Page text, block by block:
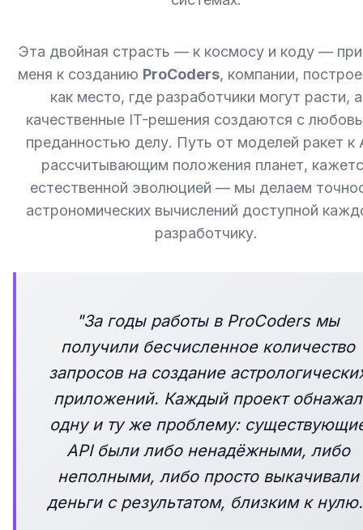
Эта двойная страсть — к космосу и коду —
меня к созданию ProCoders, компании,
как место, где разработчики могут расти, а
качественные IT-решения создаются с
преданностью делу. Путь от моделей ракет к
рассчитывающим положения планет,
естественной эволюцией — мы делаем
астрономических вычислений доступной
разработчику.
"За годы работы в ProCoders мы
получили бесчисленное количество
запросов на создание
приложений. Каждый проект обнажал
одну и ту же проблему:
API были либо ненадёжными, либо
неполными, либо просто выкачивали
деньги с результатом, близким к нулю.